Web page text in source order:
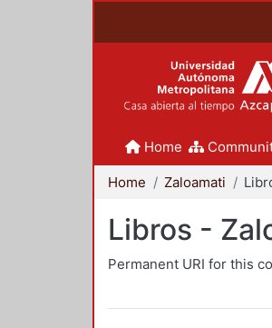
Home
Home Zaloamati
Libros -
Permanent URI for this